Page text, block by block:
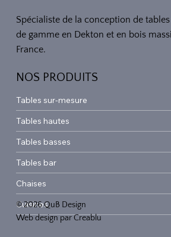
Spécialiste de la conception de
de gamme en Dekton et en bois
France.
NOS PRODUITS
Tables sur-mesure
Tables hautes
Tables basses
Tables bar
Chaises
Cuisines
© 2026 QuB Design
Web design parCreablu